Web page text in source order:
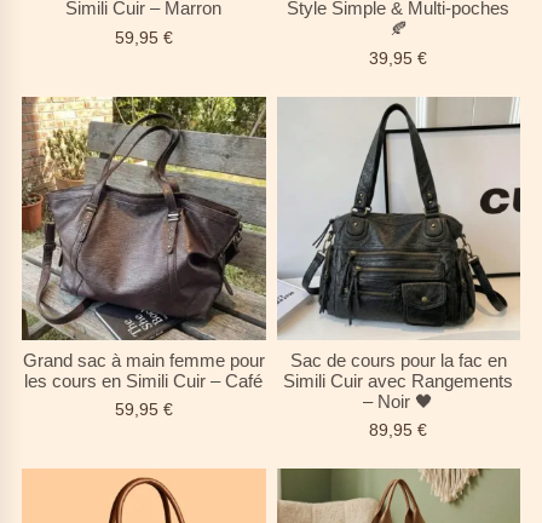
Simili Cuir – Marron
59,95 €
Style Simple & Multi-poches
🍂
39,95€
Grand sac à main femme pour
les cours en Simili Cuir – Café
59,95 €
Sac de cours pour la fac en
Simili Cuir avec Rangements
– Noir 🖤
89,95€